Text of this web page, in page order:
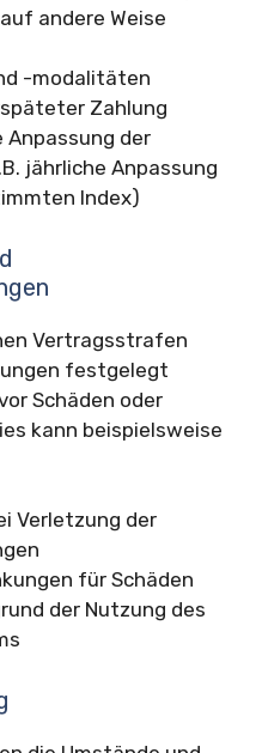
andere Weise
-modalitäten
Zahlung
Anpassung der
jährliche Anpassung
Index)
Vertragsstrafen
festgelegt
Schäden oder
kann beispielsweise
Verletzung der
für Schäden
der Nutzung des